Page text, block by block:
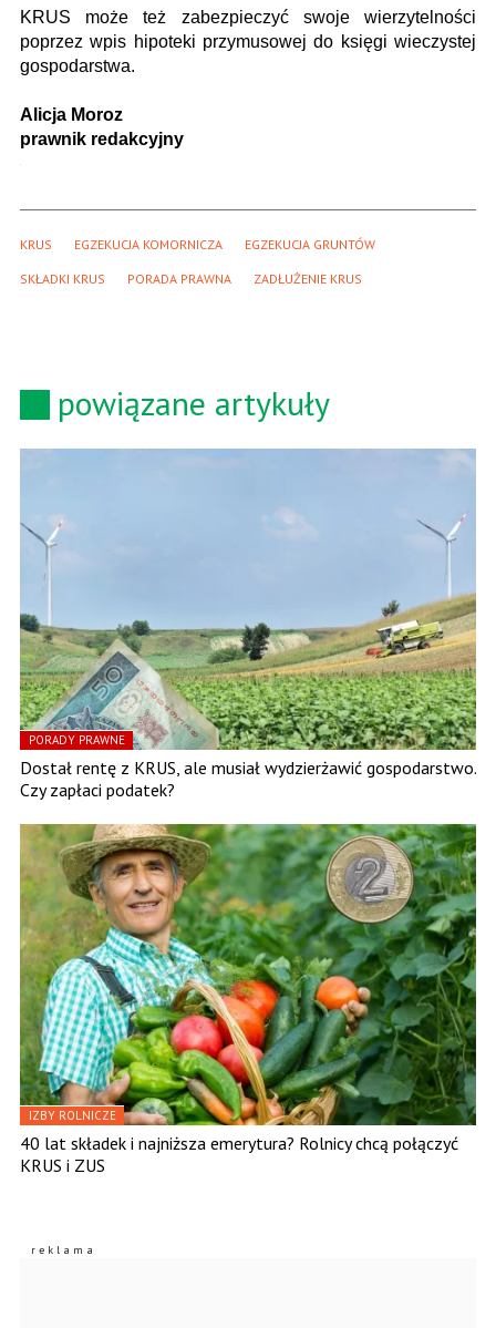
KRUS może też zabezpieczyć swoje wierzytelności
poprzez wpis hipoteki przymusowej do księgi wieczystej
gospodarstwa.
Alicja Moroz
prawnik redakcyjny
KRUS EGZEKUCJA KOMORNICZA EGZEKUCJA GRUNTÓW
SKŁADKI KRUS PORADA PRAWNA ZADŁUŻENIE KRUS
powiązane artykuły
PORADY PRAWNE
Dostał rentę z KRUS, ale musiał wydzierżawić gospodarstwo.
Czy zapłaci podatek?
IZBY ROLNICZE
40 lat składek i najniższa emerytura? Rolnicy chcą połączyć
KRUS i ZUS